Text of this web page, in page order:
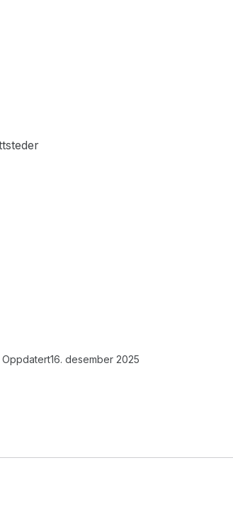
Oppdatert16. desember 2025